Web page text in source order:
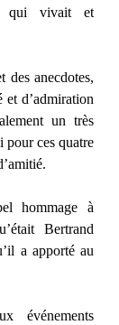
qui vivait et
des anecdotes,
et d’admiration
un très
pour ces quatre
hommage à
Bertrand
a apporté au
événements